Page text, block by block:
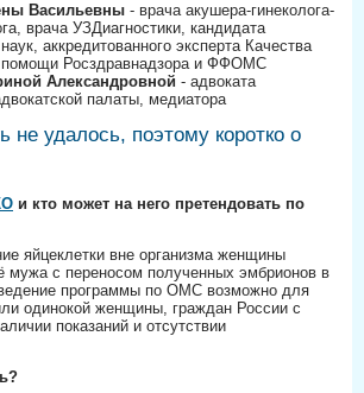
Васильевны - врача акушера-гинеколога-
врача УЗДиагностики, кандидата
аккредитованного эксперта Качества
помощи Росздравнадзора и ФФОМС⠀⠀
Александровной - адвоката
палаты, медиатора⠀⠀
не удалось, поэтому коротко о
и кто может на него претендовать по
яйцеклетки вне организма женщины
мужа с переносом полученных эмбрионов в
программы по ОМС возможно для
одинокой женщины, граждан России с
показаний и отсутствии